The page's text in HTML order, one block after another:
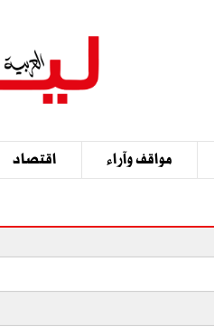
مواقف وآراء اقتصاد